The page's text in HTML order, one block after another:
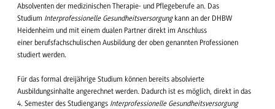
Absolventen der medizinischen Therapie- und Pflegeberufe an. Das
Studium Interprofessionelle Gesundheitsversorgung kann an der DHBW
Heidenheim und mit einem dualen Partner direkt im Anschluss
einer berufsfachschulischen Ausbildung der oben genannten Professionen
studiert werden.
Für das formal dreijährige Studium können bereits absolvierte
Ausbildungsinhalte angerechnet werden. Dadurch ist es möglich, direkt in das
4. Semester des Studiengangs Interprofessionelle Gesundheitsversorgung